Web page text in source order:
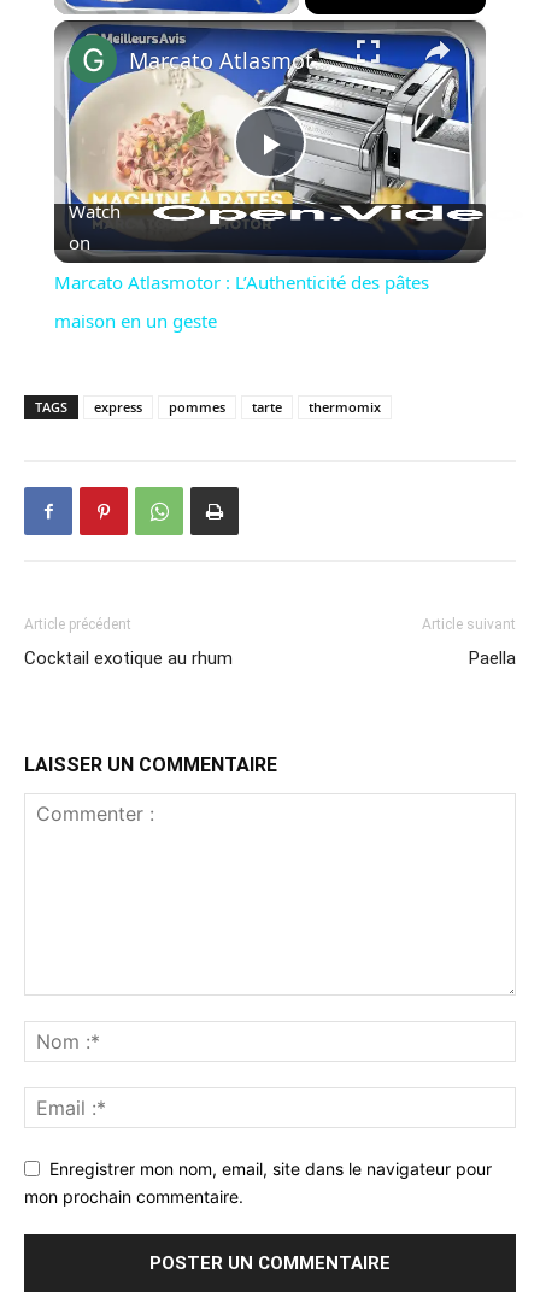
×
Play
Video
Marcato Atlasmotor : L’Authenticité des pâtes maison en un geste
Watch
on
Marcato Atlasmotor : L’Authenticité des pâtes
maison en un geste
TAGS express pommes tarte thermomix
Article précédent
Cocktail exotique au rhum
Article suivant
Paella
LAISSER UN COMMENTAIRE
Enregistrer mon nom, email, site dans le navigateur pour
mon prochain commentaire.